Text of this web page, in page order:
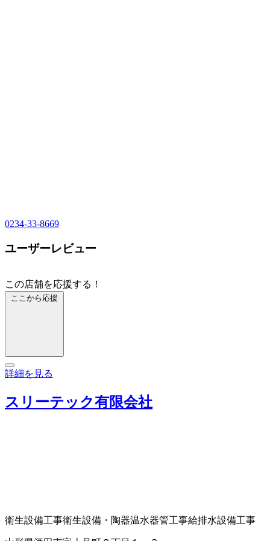
0234-33-8669
ユーザーレビュー
この店舗を応援する！
ここから応援
詳細を見る
スリーテック有限会社
衛生設備工事衛生設備・陶器温水器管工事給排水設備工事